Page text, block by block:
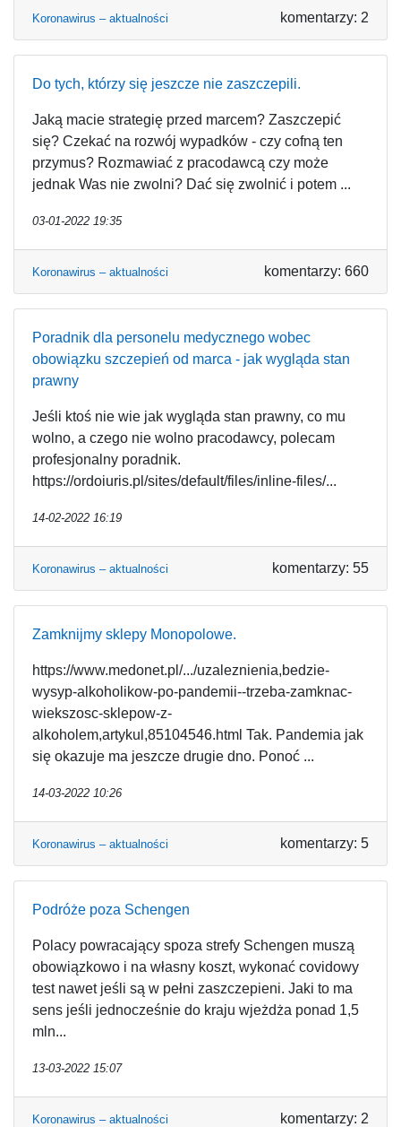
Koronawirus – aktualności komentarzy: 2
Do tych, którzy się jeszcze nie zaszczepili.
Jaką macie strategię przed marcem? Zaszczepić
się? Czekać na rozwój wypadków - czy cofną ten
przymus? Rozmawiać z pracodawcą czy może
jednak Was nie zwolni? Dać się zwolnić i potem ...
03-01-2022 19:35
Koronawirus – aktualności komentarzy: 660
Poradnik dla personelu medycznego wobec
obowiązku szczepień od marca - jak wygląda stan
prawny
Jeśli ktoś nie wie jak wygląda stan prawny, co mu
wolno, a czego nie wolno pracodawcy, polecam
profesjonalny poradnik.
https://ordoiuris.pl/sites/default/files/inline-files/...
14-02-2022 16:19
Koronawirus – aktualności komentarzy: 55
Zamknijmy sklepy Monopolowe.
https://www.medonet.pl/.../uzaleznienia,bedzie-
wysyp-alkoholikow-po-pandemii--trzeba-zamknac-
wiekszosc-sklepow-z-
alkoholem,artykul,85104546.html Tak. Pandemia jak
się okazuje ma jeszcze drugie dno. Ponoć ...
14-03-2022 10:26
Koronawirus – aktualności komentarzy: 5
Podróże poza Schengen
Polacy powracający spoza strefy Schengen muszą
obowiązkowo i na własny koszt, wykonać covidowy
test nawet jeśli są w pełni zaszczepieni. Jaki to ma
sens jeśli jednocześnie do kraju wjeżdża ponad 1,5
mln...
13-03-2022 15:07
Koronawirus – aktualności komentarzy: 2